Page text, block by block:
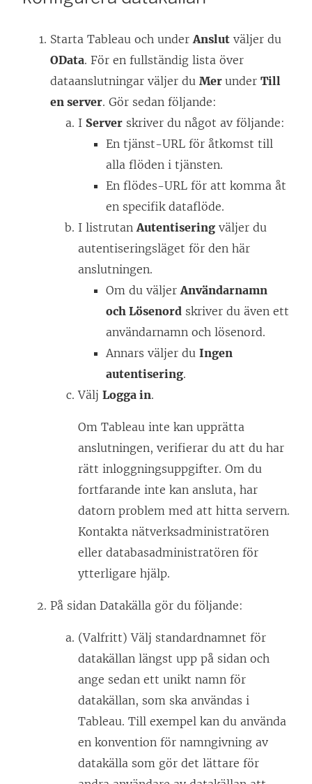
Starta Tableau och underAnslut väljer du
OData. För en fullständig lista över
dataanslutningar väljer du Mer under Till
en server. Gör sedan följande:
I Server skriver du något av följande:
En tjänst-URL för åtkomst till
alla flöden i tjänsten.
En flödes-URL för att komma åt
en specifik dataflöde.
I listrutanAutentisering väljer du
autentiseringsläget för den här
anslutningen.
Om du väljerAnvändarnamn
och Lösenord skriver du även ett
användarnamn och lösenord.
Annars väljer du Ingen
autentisering.
Välj Logga in.
Om Tableau inte kan upprätta
anslutningen, verifierar du att du har
rätt inloggningsuppgifter. Om du
fortfarande inte kan ansluta, har
datorn problem med att hitta servern.
Kontakta nätverksadministratören
eller databasadministratören för
ytterligare hjälp.
På sidan Datakälla gör du följande:
(Valfritt) Välj standardnamnet för
datakällan längst upp på sidan och
ange sedan ett unikt namn för
datakällan, som ska användas i
Tableau. Till exempel kan du använda
en konvention för namngivning av
datakälla som gör det lättare för